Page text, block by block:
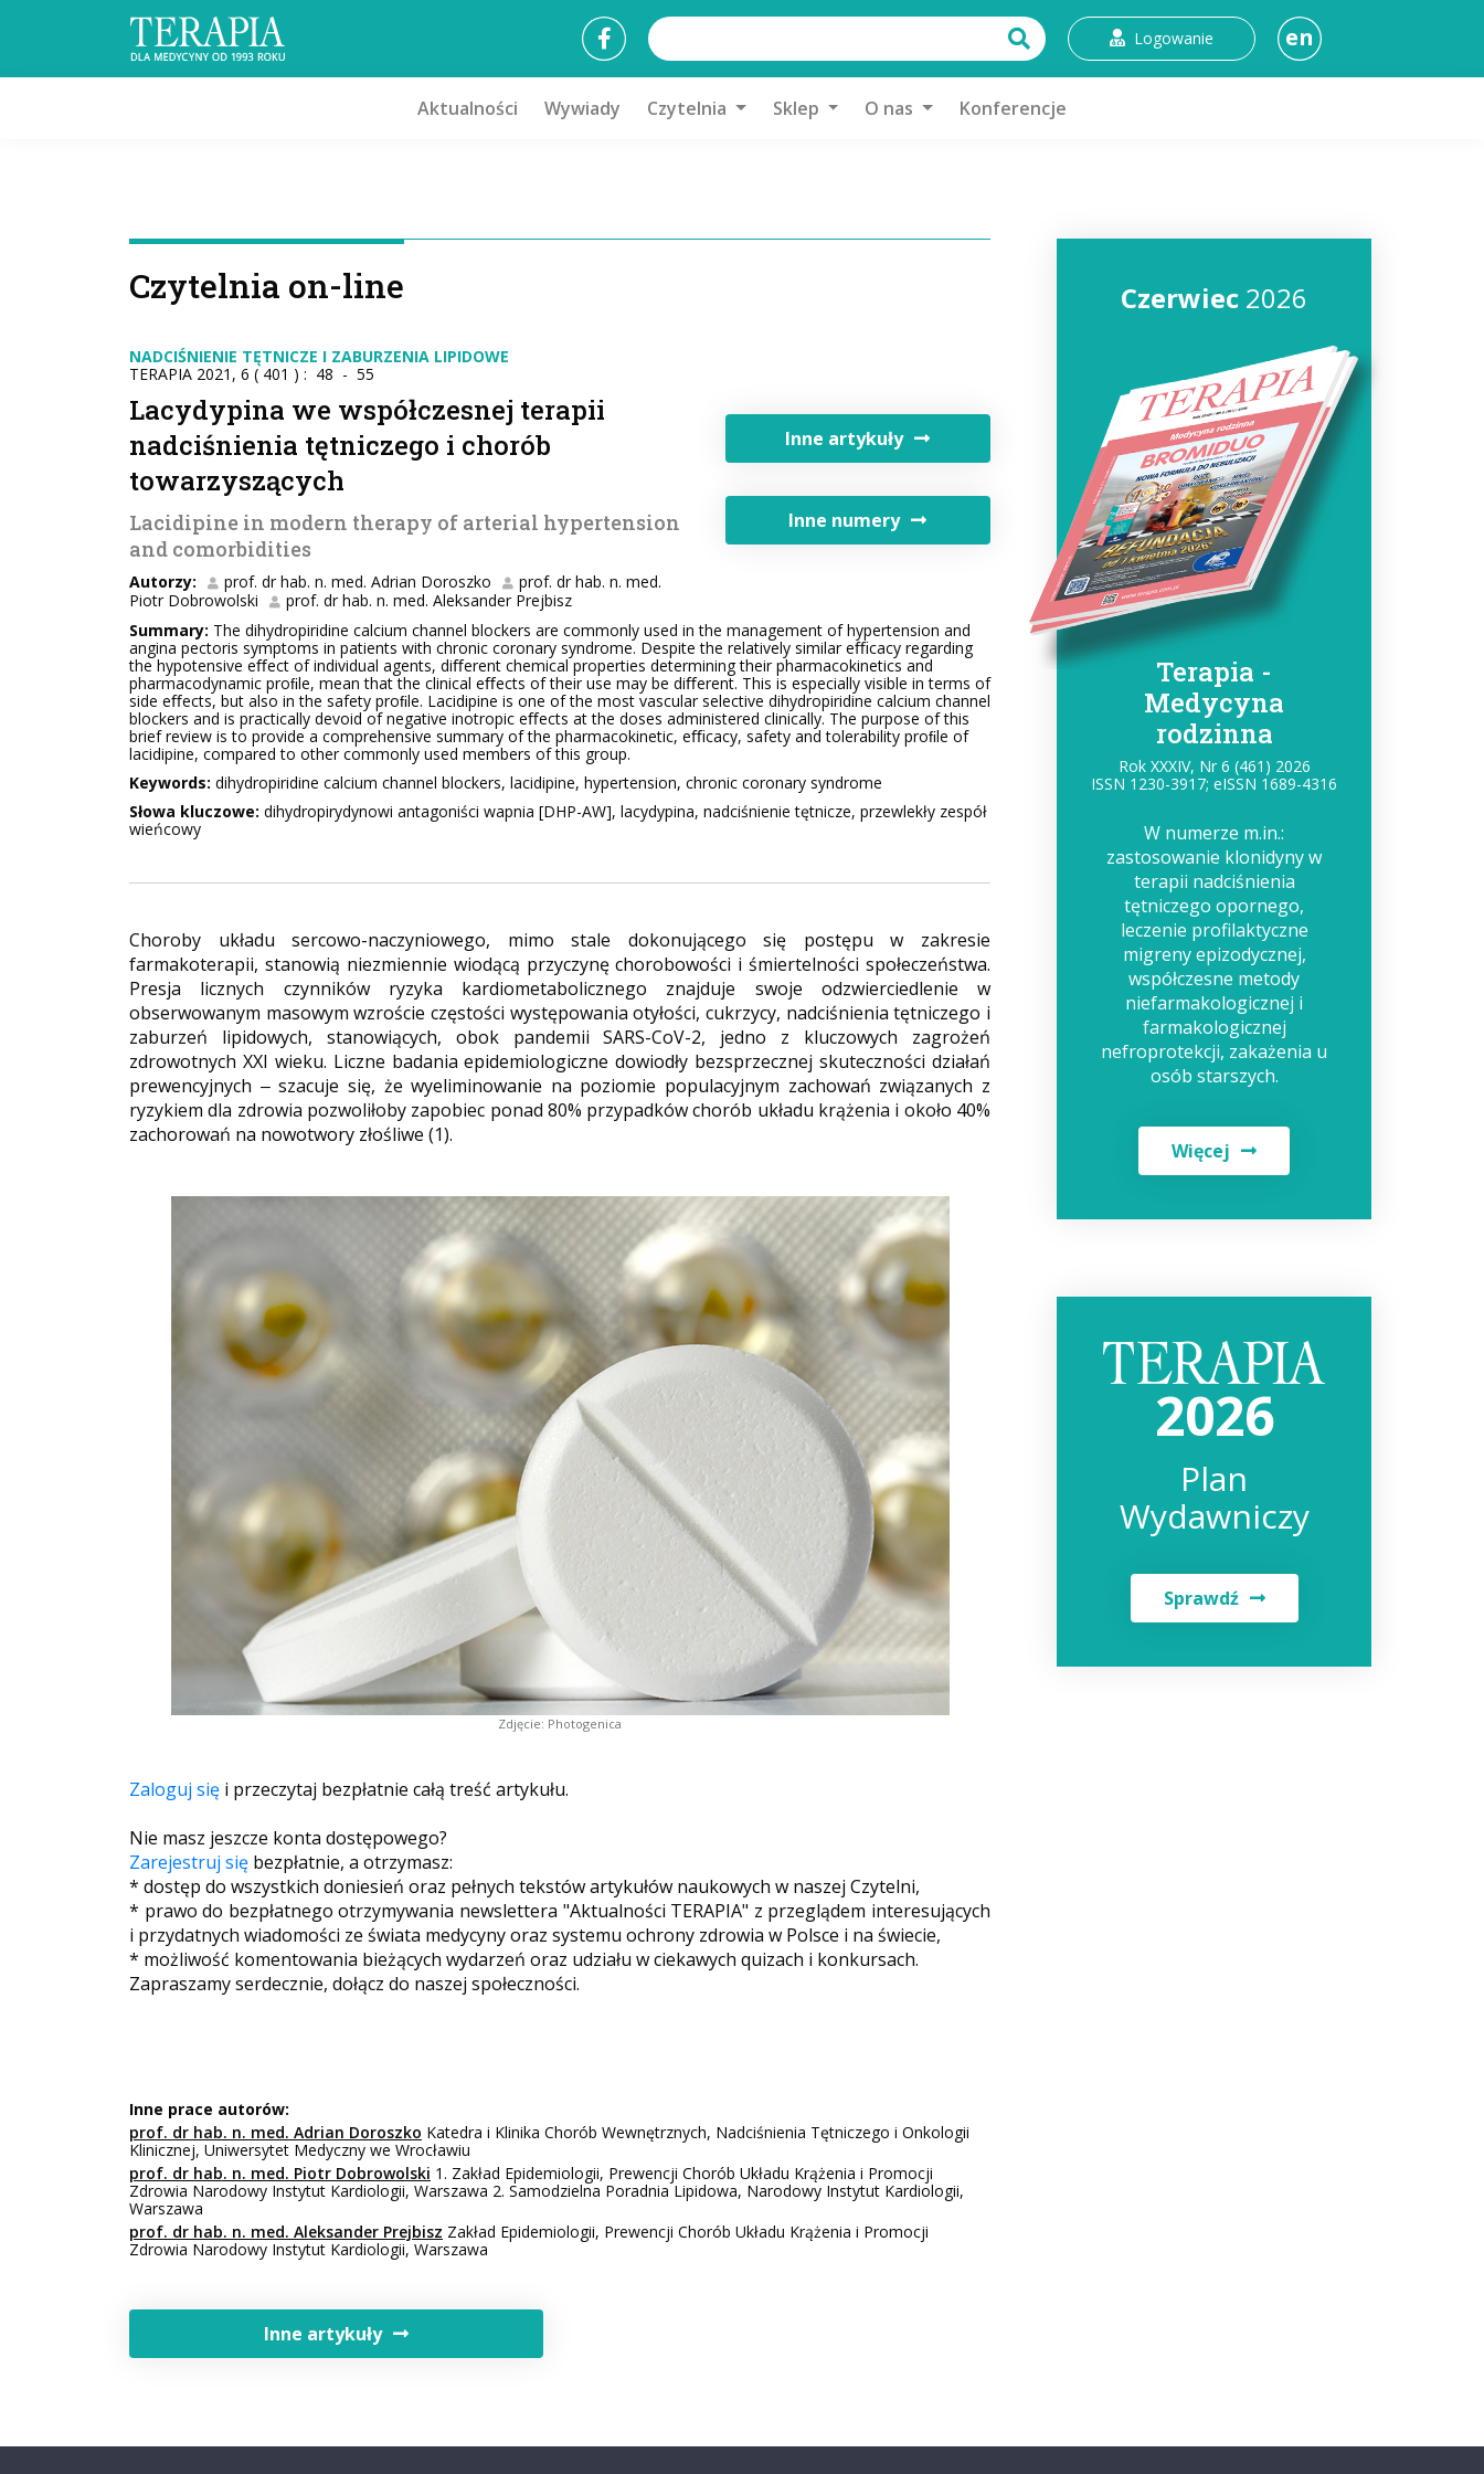
Logowanie en
Aktualności Wywiady Czytelnia Sklep O nas Konferencje
Czytelnia on-line
NADCIŚNIENIE TĘTNICZE I ZABURZENIA LIPIDOWE
TERAPIA 2021, 6 ( 401 ) : 48 - 55
Lacydypina we współczesnej terapii
nadciśnienia tętniczego i chorób
towarzyszących
Lacidipine in modern therapy of arterial hypertension
and comorbidities
Autorzy: prof. dr hab. n. med. Adrian Doroszko
prof. dr hab. n. med.
Piotr Dobrowolski
prof. dr hab. n. med. Aleksander Prejbisz
Inne artykuły
Inne numery
Summary: The dihydropiridine calcium channel blockers are commonly used in the management of hypertension and
angina pectoris symptoms in patients with chronic coronary syndrome. Despite the relatively similar eﬃcacy regarding
the hypotensive eﬀect of individual agents, diﬀerent chemical properties determining their pharmacokinetics and
pharmacodynamic proﬁle, mean that the clinical eﬀects of their use may be diﬀerent. This is especially visible in terms of
side eﬀects, but also in the safety proﬁle. Lacidipine is one of the most vascular selective dihydropiridine calcium channel
blockers and is practically devoid of negative inotropic eﬀects at the doses administered clinically. The purpose of this
brief review is to provide a comprehensive summary of the pharmacokinetic, eﬃcacy, safety and tolerability proﬁle of
lacidipine, compared to other commonly used members of this group.
Keywords: dihydropiridine calcium channel blockers, lacidipine, hypertension, chronic coronary syndrome
Słowa kluczowe: dihydropirydynowi antagoniści wapnia [DHP-AW], lacydypina, nadciśnienie tętnicze, przewlekły zespół
wieńcowy
Choroby układu sercowo-naczyniowego, mimo stale dokonującego się postępu w zakresie
farmakoterapii, stanowią niezmiennie wiodącą przyczynę chorobowości i śmiertelności społeczeństwa.
Presja licznych czynników ryzyka kardiometabolicznego znajduje swoje odzwierciedlenie w
obserwowanym masowym wzroście częstości występowania otyłości, cukrzycy, nadciśnienia tętniczego i
zaburzeń lipidowych, stanowiących, obok pandemii SARS-CoV-2, jedno z kluczowych zagrożeń
zdrowotnych XXI wieku. Liczne badania epidemiologiczne dowiodły bezsprzecznej skuteczności działań
prewencyjnych ‒ szacuje się, że wyeliminowanie na poziomie populacyjnym zachowań związanych z
ryzykiem dla zdrowia pozwoliłoby zapobiec ponad 80% przypadków chorób układu krążenia i około 40%
zachorowań na nowotwory złośliwe (1).
Zdjęcie: Photogenica
Zaloguj się i przeczytaj bezpłatnie całą treść artykułu.
Nie masz jeszcze konta dostępowego?
Zarejestruj się bezpłatnie, a otrzymasz:
* dostęp do wszystkich doniesień oraz pełnych tekstów artykułów naukowych w naszej Czytelni,
* prawo do bezpłatnego otrzymywania newslettera "Aktualności TERAPIA" z przeglądem interesujących
i przydatnych wiadomości ze świata medycyny oraz systemu ochrony zdrowia w Polsce i na świecie,
* możliwość komentowania bieżących wydarzeń oraz udziału w ciekawych quizach i konkursach.
Zapraszamy serdecznie, dołącz do naszej społeczności.
Inne prace autorów:
prof. dr hab. n. med. Adrian Doroszko Katedra i Klinika Chorób Wewnętrznych, Nadciśnienia Tętniczego i Onkologii
Klinicznej, Uniwersytet Medyczny we Wrocławiu
prof. dr hab. n. med. Piotr Dobrowolski 1. Zakład Epidemiologii, Prewencji Chorób Układu Krążenia i Promocji
Zdrowia Narodowy Instytut Kardiologii, Warszawa 2. Samodzielna Poradnia Lipidowa, Narodowy Instytut Kardiologii,
Warszawa
prof. dr hab. n. med. Aleksander Prejbisz Zakład Epidemiologii, Prewencji Chorób Układu Krążenia i Promocji
Zdrowia Narodowy Instytut Kardiologii, Warszawa
Inne artykuły
Czerwiec 2026
Terapia -
Medycyna
rodzinna
Rok XXXIV, Nr 6 (461) 2026
ISSN 1230-3917; eISSN 1689-4316
W numerze m.in.:
zastosowanie klonidyny w
terapii nadciśnienia
tętniczego opornego,
leczenie profilaktyczne
migreny epizodycznej,
współczesne metody
niefarmakologicznej i
farmakologicznej
nefroprotekcji, zakażenia u
osób starszych.
Więcej
2026
Plan
Wydawniczy
Sprawdź